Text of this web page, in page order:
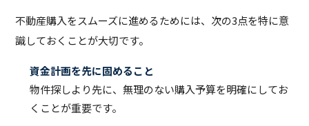
不動産購入をスムーズに進めるためには、次の3点を特に意
識しておくことが大切です。
資金計画を先に固めること
物件探しより先に、無理のない購入予算を明確にしてお
くことが重要です。